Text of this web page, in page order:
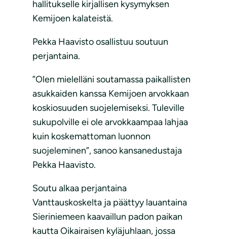
hallitukselle kirjallisen kysymyksen
Kemijoen kalateistä.
Pekka Haavisto osallistuu soutuun
perjantaina.
”Olen mielelläni soutamassa paikallisten
asukkaiden kanssa Kemijoen arvokkaan
koskiosuuden suojelemiseksi. Tuleville
sukupolville ei ole arvokkaampaa lahjaa
kuin koskemattoman luonnon
suojeleminen”, sanoo kansanedustaja
Pekka Haavisto.
Soutu alkaa perjantaina
Vanttauskoskelta ja päättyy lauantaina
Sieriniemeen kaavaillun padon paikan
kautta Oikairaisen kyläjuhlaan, jossa